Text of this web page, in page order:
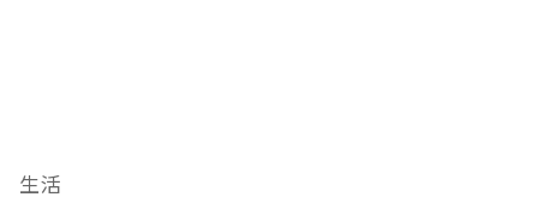
生活